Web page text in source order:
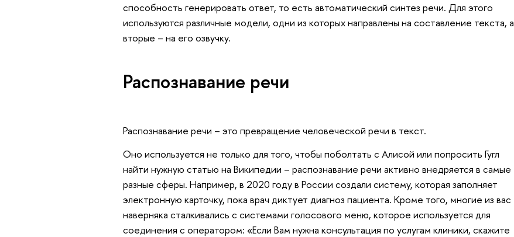
способность генерировать ответ, то есть автоматический синтез речи. Для этого
используются различные модели, одни из которых направлены на составление текста, а
вторые – на его озвучку.
Распознавание речи
Распознавание речи – это превращение человеческой речи в текст.
Оно используется не только для того, чтобы поболтать с Алисой или попросить Гугл
найти нужную статью на Википедии – распознавание речи активно внедряется в самые
разные сферы. Например, в 2020 году в России создали систему, которая заполняет
электронную карточку, пока врач диктует диагноз пациента. Кроме того, многие из вас
наверняка сталкивались с системами голосового меню, которое используется для
соединения с оператором: «Если Вам нужна консультация по услугам клиники, скажите